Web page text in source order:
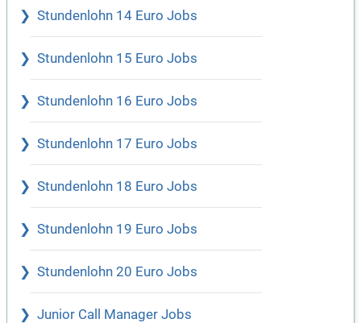
Stundenlohn 14 Euro Jobs
Stundenlohn 15 Euro Jobs
Stundenlohn 16 Euro Jobs
Stundenlohn 17 Euro Jobs
Stundenlohn 18 Euro Jobs
Stundenlohn 19 Euro Jobs
Stundenlohn 20 Euro Jobs
Junior Call Manager Jobs